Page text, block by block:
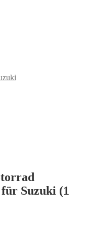
Suzuki (1